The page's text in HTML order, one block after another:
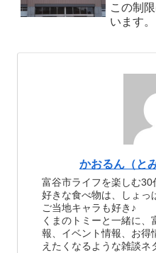
この制
います。
かおるん（と
富谷市ライフを楽しむ30
好きな食べ物は、しょっ
ご当地キャラも好き♪
くまのトミーと一緒に
報、イベント情報、お得
えたくなるような雑談ネ